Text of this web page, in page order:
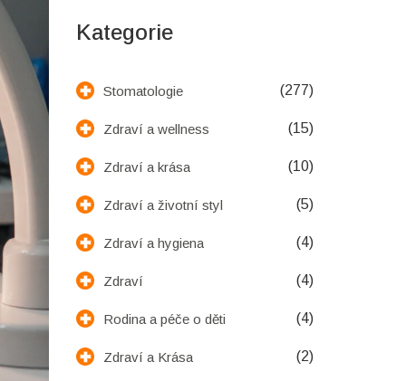
Kategorie
Stomatologie (277)
Zdraví a wellness (15)
Zdraví a krása (10)
Zdraví a životní styl (5)
Zdraví a hygiena (4)
Zdraví (4)
Rodina a péče o děti (4)
Zdraví a Krása (2)